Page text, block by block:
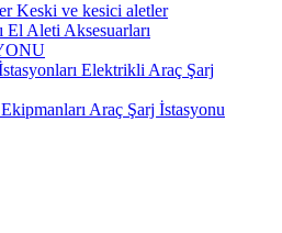
Keski ve kesici aletler
El Aleti Aksesuarları
Elektrikli Araç Şarj
Araç Şarj İstasyonu